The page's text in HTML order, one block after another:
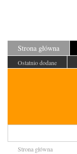
Strona główna
Ostatnio dodane
Strona główna